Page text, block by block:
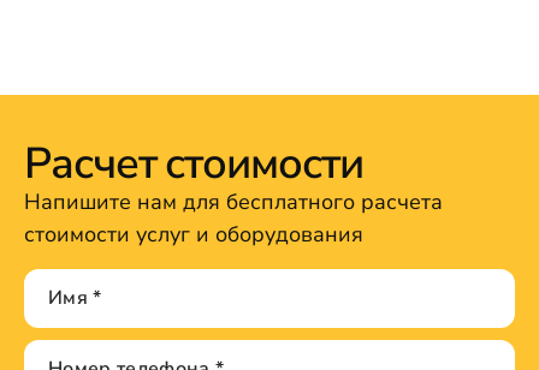
Расчет стоимости
Напишите нам для бесплатного расчета
стоимости услуг и оборудования